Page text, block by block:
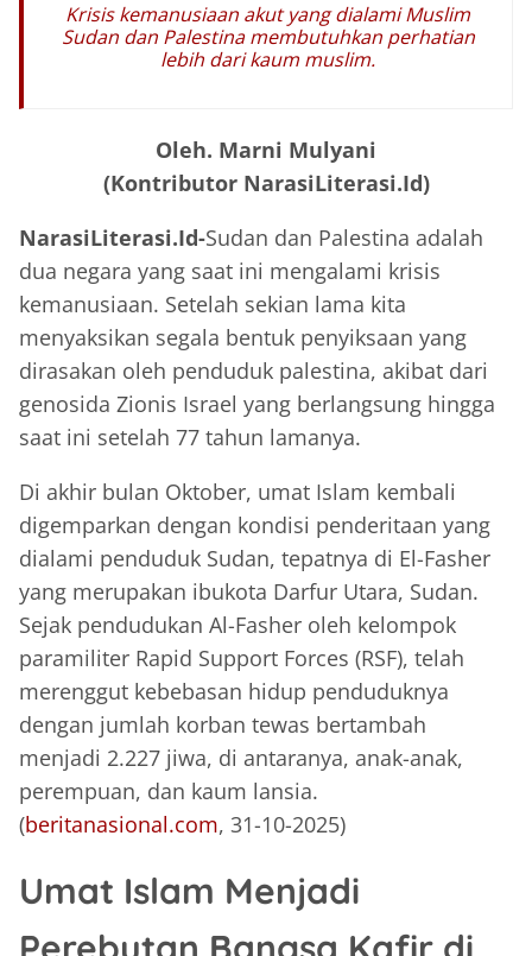
Krisis kemanusiaan akut yang dialami Muslim
Sudan dan Palestina membutuhkan perhatian
lebih dari kaum muslim.
Oleh. Marni Mulyani
(Kontributor NarasiLiterasi.Id)
NarasiLiterasi.Id-Sudan dan Palestina adalah
dua negara yang saat ini mengalami krisis
kemanusiaan. Setelah sekian lama kita
menyaksikan segala bentuk penyiksaan yang
dirasakan oleh penduduk palestina, akibat dari
genosida Zionis Israel yang berlangsung hingga
saat ini setelah 77 tahun lamanya.
Di akhir bulan Oktober, umat Islam kembali
digemparkan dengan kondisi penderitaan yang
dialami penduduk Sudan, tepatnya di El-Fasher
yang merupakan ibukota Darfur Utara, Sudan.
Sejak pendudukan Al-Fasher oleh kelompok
paramiliter Rapid Support Forces (RSF), telah
merenggut kebebasan hidup penduduknya
dengan jumlah korban tewas bertambah
menjadi 2.227 jiwa, di antaranya, anak-anak,
perempuan, dan kaum lansia.
(beritanasional.com, 31-10-2025)
Umat Islam Menjadi